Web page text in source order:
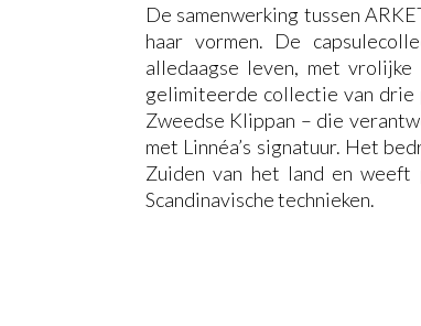
De samenwerking tussen
haar vormen. De
alledaagse leven, met
gelimiteerde collectie van drie
Zweedse Klippan – die
met Linnéa’s signatuur. Het
Zuiden van het land en
Scandinavische technieken.